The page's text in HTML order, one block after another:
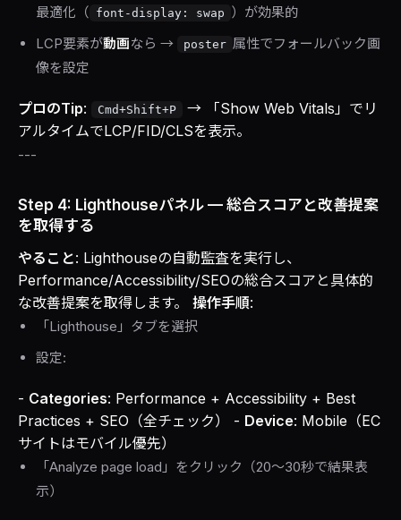
最適化（ font-display: swap ）が効果的
LCP要素が動画なら → poster 属性でフォールバック画
像を設定
プロのTip: Cmd+Shift+P
→ 「Show Web Vitals」でリ
アルタイムでLCP/FID/CLSを表示。
---
Step 4: Lighthouseパネル — 総合スコアと改善提案
を取得する
やること: Lighthouseの自動監査を実行し、
Performance/Accessibility/SEOの総合スコアと具体的
な改善提案を取得します。 操作手順:
「Lighthouse」タブを選択
設定:
- Categories: Performance + Accessibility + Best
Practices + SEO（全チェック） - Device: Mobile（EC
サイトはモバイル優先）
「Analyze page load」をクリック（20〜30秒で結果表
示）